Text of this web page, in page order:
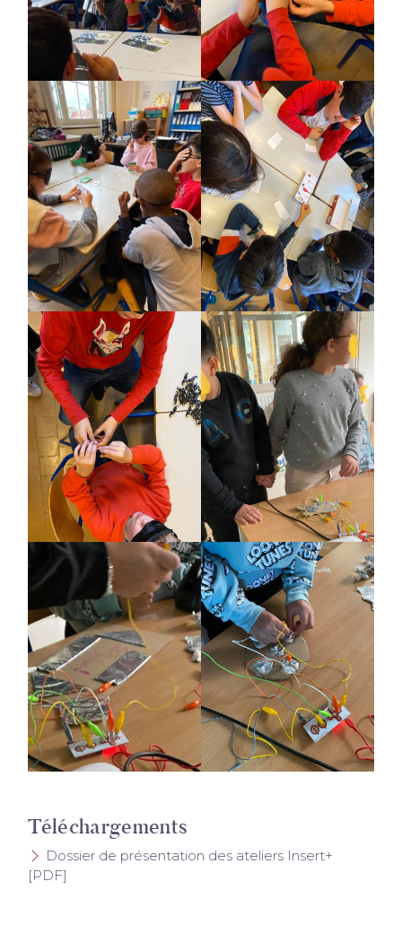
Téléchargements
Dossier de présentation des ateliers Insert+
[PDF]